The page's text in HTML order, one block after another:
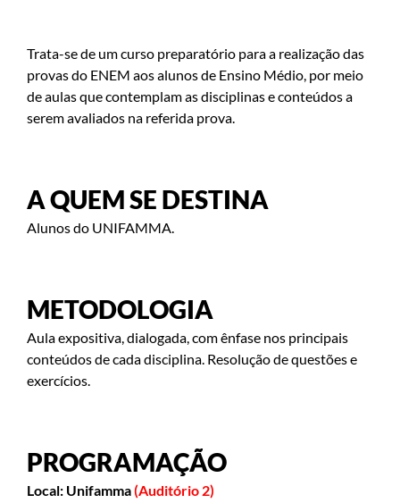
Trata-se de um curso preparatório para a realização das
provas do ENEM aos alunos de Ensino Médio, por meio
de aulas que contemplam as disciplinas e conteúdos a
serem avaliados na referida prova.
A QUEM SE DESTINA
Alunos do UNIFAMMA.
METODOLOGIA
Aula expositiva, dialogada, com ênfase nos principais
conteúdos de cada disciplina. Resolução de questões e
exercícios.
PROGRAMAÇÃO
Local: Unifamma(Auditório 2)